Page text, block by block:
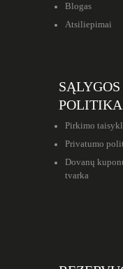
Blogas
Atsiliepimai
POLITIKA
Pirkimo
Privatumo
Dovanų
tvarka